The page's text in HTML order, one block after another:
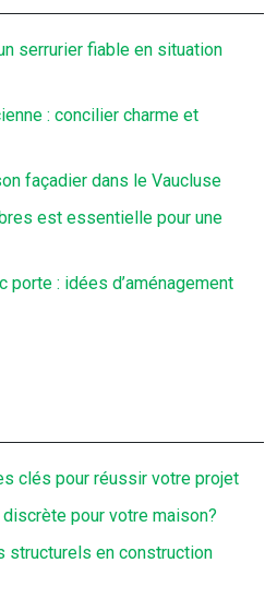
serrurier fiable en situation
: concilier charme et
façadier dans le Vaucluse
est essentielle pour une
: idées d’aménagement
clés pour réussir votre projet
pour votre maison?
structurels en construction